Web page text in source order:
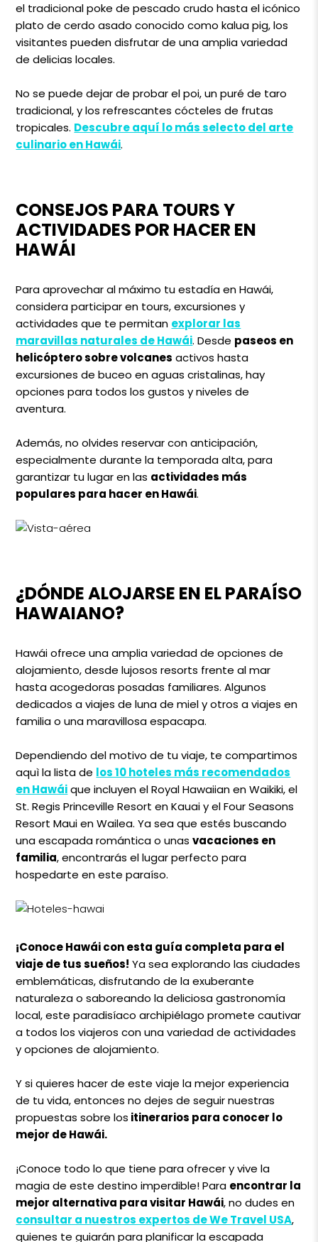
el tradicional poke de pescado crudo hasta el icónico
plato de cerdo asado conocido como kalua pig, los
visitantes pueden disfrutar de una amplia variedad
de delicias locales.
No se puede dejar de probar el poi, un puré de taro
tradicional, y los refrescantes cócteles de frutas
tropicales. Descubre aquí lo más selecto del arte
culinario en Hawái.
CONSEJOS PARA TOURS Y
ACTIVIDADES POR HACER EN
HAWÁI
Para aprovechar al máximo tu estadía en Hawái,
considera participar en tours, excursiones y
actividades que te permitan explorar las
maravillas naturales de Hawái. Desde paseos en
helicóptero sobre volcanes activos hasta
excursiones de buceo en aguas cristalinas, hay
opciones para todos los gustos y niveles de
aventura.
Además, no olvides reservar con anticipación,
especialmente durante la temporada alta, para
garantizar tu lugar en las actividades más
populares para hacer en Hawái.
¿DÓNDE ALOJARSE EN EL PARAÍSO
HAWAIANO?
Hawái ofrece una amplia variedad de opciones de
alojamiento, desde lujosos resorts frente al mar
hasta acogedoras posadas familiares. Algunos
dedicados a viajes de luna de miel y otros a viajes en
familia o una maravillosa espacapa.
Dependiendo del motivo de tu viaje, te compartimos
aquì la lista de los 10 hoteles más recomendados
en Hawái que incluyen el Royal Hawaiian en Waikiki, el
St. Regis Princeville Resort en Kauai y el Four Seasons
Resort Maui en Wailea. Ya sea que estés buscando
una escapada romántica o unasvacaciones en
familia, encontrarás el lugar perfecto para
hospedarte en este paraíso.
¡Conoce Hawái con esta guía completa para el
viaje de tus sueños! Ya sea explorando las ciudades
emblemáticas, disfrutando de la exuberante
naturaleza o saboreando la deliciosa gastronomía
local, este paradisíaco archipiélago promete cautivar
a todos los viajeros con una variedad de actividades
y opciones de alojamiento.
Y si quieres hacer de este viaje la mejor experiencia
de tu vida, entonces no dejes de seguir nuestras
propuestas sobre los itinerarios para conocer lo
mejor de Hawái.
¡Conoce todo lo que tiene para ofrecer y vive la
magia de este destino imperdible! Para encontrar la
mejor alternativa para visitar Hawái, no dudes en
consultar a nuestros expertos de We Travel USA,
quienes te guiarán para planificar la escapada